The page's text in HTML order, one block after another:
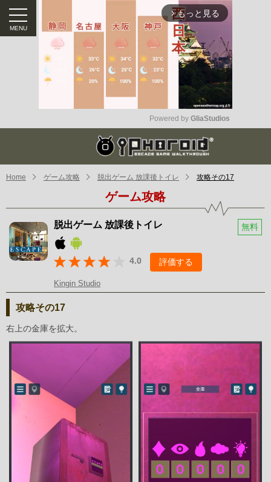
arrow_forward_ios もっと見る
Mute
Powered by GliaStudios
Home ゲーム攻略 脱出ゲーム 放課後トイレ 攻略その17
ゲーム攻略
脱出ゲーム 放課後トイレ 無料
4.0 評価する
Kingin Studio
攻略その17
右上の金庫を拡大。